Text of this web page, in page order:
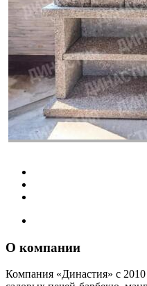
О компании
Компания «Династия» с 2010